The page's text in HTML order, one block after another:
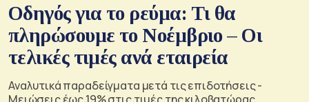
Οδηγός για το ρεύμα: Τι θα
πληρώσουμε το Νοέμβριο – Οι
τελικές τιμές ανά εταιρεία
Αναλυτικά παραδείγματα μετά τις επιδοτήσεις -